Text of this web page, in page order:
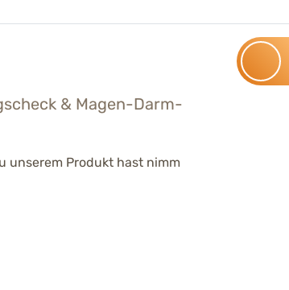
& Magen-Darm-
unserem Produkt hast nimm